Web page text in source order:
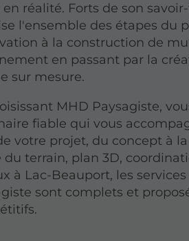
réalité. Forts de son
l'ensemble des étapes du
à la construction de
en passant par la
sur mesure.
MHD Paysagiste,
fiable qui vous
votre projet, du concept à
du terrain, plan 3D,
à Lac-Beauport, les
sont complets et